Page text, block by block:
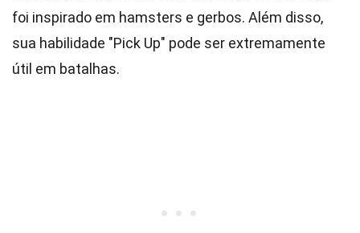
foi inspirado em hamsters e gerbos. Além disso,
sua habilidade "Pick Up" pode ser extremamente
útil em batalhas.